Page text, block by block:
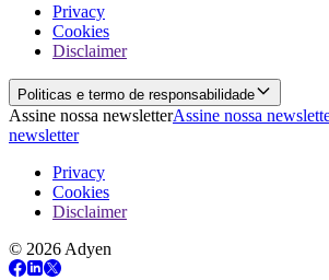
Privacy
Cookies
Disclaimer
Politicas e termo de responsabilidade
Assine nossa newsletterAssine nossa
newsletter
Privacy
Cookies
Disclaimer
© 2026 Adyen